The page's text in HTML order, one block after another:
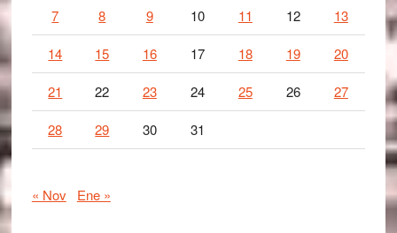
7 8 9 10 11 12 13
14 15 16 17 18 19 20
21 22 23 24 25 26 27
28 29 30 31
« Nov Ene »